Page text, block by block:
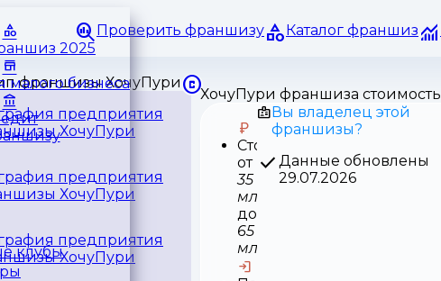
Проверить франшизу Каталог франшиз
2025
бизнеса
клубы
ХочуПури франшиза стоимость
Стоимость
от
35
млн
до
65
млн
Вы владелец этой
франшизы?
Данные обновлены
29.07.2026